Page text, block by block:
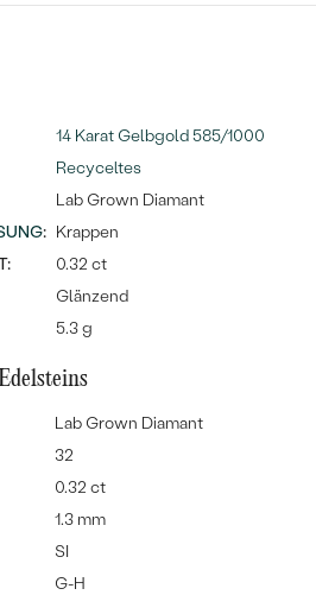
ANSEHEN
ANSEHEN
14 Karat Gelbgold 585/1000
Recyceltes
Lab Grown Diamant
: Krappen
0.32 ct
Glänzend
5.3 g
Lab Grown Diamant
32
0.32 ct
1.3 mm
SI
G-H